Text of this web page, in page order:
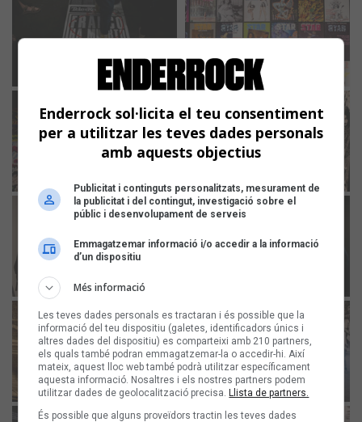
Enderrock sol·licita el teu consentiment
per a utilitzar les teves dades personals
amb aquests objectius
Publicitat i continguts personalitzats, mesurament de
la publicitat i del contingut, investigació sobre el
públic i desenvolupament de serveis
Emmagatzemar informació i/o accedir a la informació
d’un dispositiu
Més informació
Les teves dades personals es tractaran i és possible que la
informació del teu dispositiu (galetes, identificadors únics i
altres dades del dispositiu) es comparteixi amb 210 partners,
els quals també podran emmagatzemar-la o accedir-hi. Així
mateix, aquest lloc web també podrà utilitzar específicament
aquesta informació. Nosaltres i els nostres partners podem
utilitzar dades de geolocalització precisa. Llista de partners.
És possible que alguns proveïdors tractin les teves dades